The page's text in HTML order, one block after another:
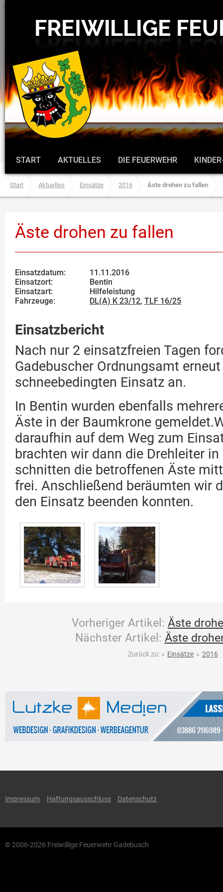
START AKTUELLES DIE FEUERWEHR
Start Aktuelles Einsätze 2016 Äste drohen zu fallen
Äste drohen zu fallen
Einsatzdatum:
11.11.2016
Einsatzort:
Bentin
Einsatzart:
Hilfeleistung
Fahrzeuge:
DL(A) K 23/12, TLF 16/25
Einsatzbericht
Nach nur 2 einsatzfreien Tagen
Gadebuscher Ordnungsamt
schneebedingten Einsatz an.
In Bentin wurden ebenfalls
Äste in der Baumkrone
daraufhin auf dem Weg zum
brachten wir dann die Drehleiter
schnitten die betroffenen Äste
frei. Anschließend beräumten wir
den Einsatz beenden konnten.
Vorheriger Artikel: Äste
Nächster Artikel: Äste
Zurück zu: » Einsätze » 2016
Impressum Haftungsausschluss Datenschutz
© 2006-2026 Freiwillige Feuerwehr Gadebusch